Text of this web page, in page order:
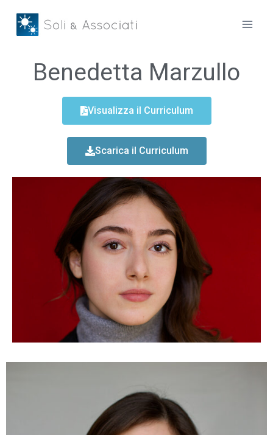
Benedetta Marzullo
Visualizza il Curriculum
Scarica il Curriculum